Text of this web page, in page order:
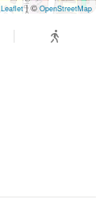
Leaflet| © OpenStreetMap